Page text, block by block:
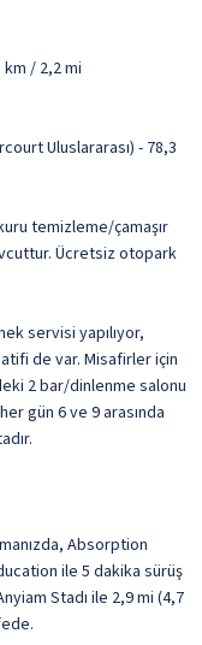
/ 2,2 mi
Uluslararası) - 78,3
temizleme/çamaşır
Ücretsiz otopark
servisi yapılıyor,
de var. Misafirler için
2 bar/dinlenme salonu
gün 6 ve 9 arasında
Absorption
ile 5 dakika sürüş
Stadı ile 2,9 mi (4,7